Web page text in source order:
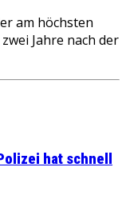
am höchsten
Jahre nach der
hat schnell